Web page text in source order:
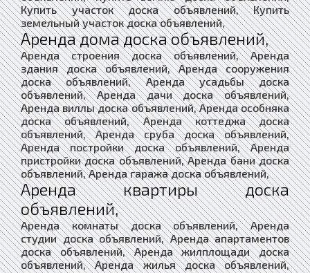
Купить участок доска объявлений, Купить
земельный участок доска объявлений,
Аренда дома доска объявлений,
Аренда строения доска объявлений, Аренда
здания доска объявлений, Аренда сооружения
доска объявлений, Аренда усадьбы доска
объявлений, Аренда дачи доска объявлений,
Аренда виллы доска объявлений, Аренда особняка
доска объявлений, Аренда коттеджа доска
объявлений, Аренда сруба доска объявлений,
Аренда постройки доска объявлений, Аренда
пристройки доска объявлений, Аренда бани доска
объявлений, Аренда гаража доска объявлений,
Аренда квартиры доска
объявлений,
Аренда комнаты доска объявлений, Аренда
студии доска объявлений, Аренда апартаментов
доска объявлений, Аренда жилплощади доска
объявлений, Аренда жилья доска объявлений,